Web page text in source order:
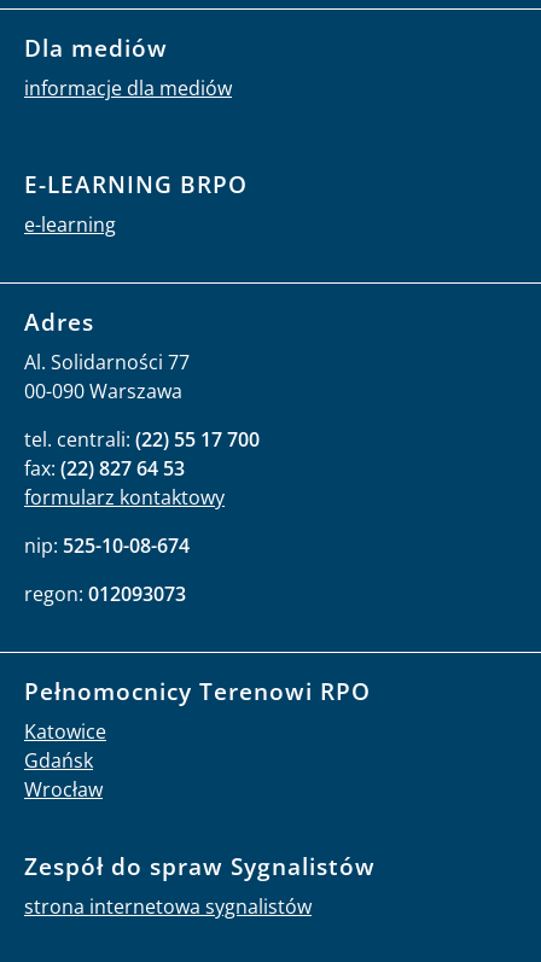
Dla mediów
informacje dla mediów
E-LEARNING BRPO
e-learning
Adres
Al. Solidarności 77
00-090 Warszawa
tel. centrali: (22) 55 17 700
fax: (22) 827 64 53
formularz kontaktowy
nip: 525-10-08-674
regon: 012093073
Pełnomocnicy Terenowi RPO
Katowice
Gdańsk
Wrocław
Zespół do spraw Sygnalistów
strona internetowa sygnalistów